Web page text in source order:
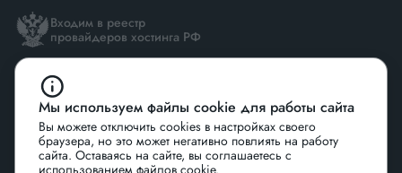
Входим в реестр
провайдеров хостинга РФ
Резидент
Сколково
Мы используем файлы cookie для работы сайта
Вы можете отключить cookies в настройках своего
браузера, но это может негативно повлиять на работу
сайта. Оставаясь на сайте, вы соглашаетесь с
использованием файлов cookie.